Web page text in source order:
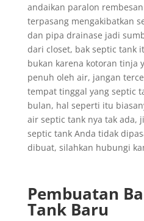
andaikan paralon
terpasang mengakibatkan
dan pipa drainase jadi
dari closet, bak septic tank
bukan karena kotoran tinja
penuh oleh air, jangan
tempat tinggal yang septic
bulan, hal seperti itu
air septic tank nya tak ada,
septic tank Anda tidak
dibuat, silahkan hubungi
Pembuatan
Tank Baru